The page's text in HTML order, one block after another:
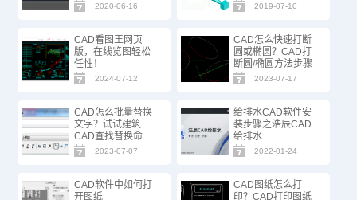
2020-06-16 2019-07-10
CAD看图王网页
版，在线览图轻松
任性！
2024-07-12
CAD怎么快速打断
圆或椭圆？CAD打
断圆/椭圆方法步骤
2023-07-17
CAD怎么批量替换
文字？试试建筑
CAD查找替换命
令！
2023-07-07
给排水CAD软件安
装步骤之浩辰CAD
给排水
2022-01-24
CAD软件中如何打
开图纸
CAD图纸怎么打
印？CAD打印图纸